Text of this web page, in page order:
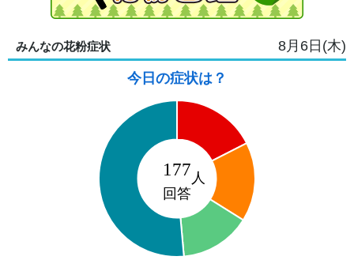
みんなの花粉症状 8月6日(木)
今日の症状は？